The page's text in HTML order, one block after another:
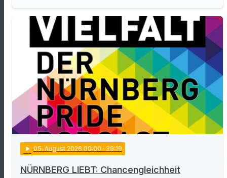
play_arrow 05. August 2026 00:00 · 39:19
NÜRNBERG LIEBT: Chancengleichheit